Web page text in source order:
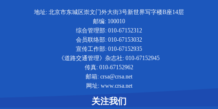
地址: 北京市东城区崇文门外大街3号新世界写字楼B座14层
邮编: 100010
综合管理部: 010-67152312
会员联络部: 010-67153032
宣传工作部: 010-67152935
《道路交通管理》杂志社: 010-67152945
传真: 010-67152962
邮箱: crsa@crsa.net
网址: www.crsa.net
关注我们